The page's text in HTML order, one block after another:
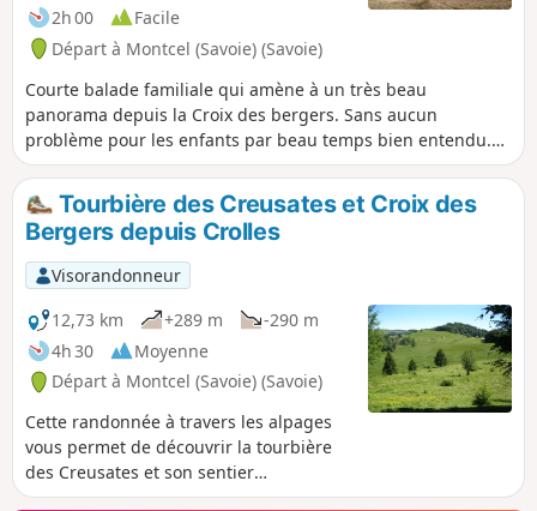
2h 00
Facile
Départ à Montcel (Savoie) (Savoie)
Courte balade familiale qui amène à un très beau
panorama depuis la Croix des bergers. Sans aucun
problème pour les enfants par beau temps bien entendu.
Compter 2h30 aller retour.
Tourbière des Creusates et Croix des
Bergers depuis Crolles
Visorandonneur
12,73 km
+289 m
-290 m
4h 30
Moyenne
Départ à Montcel (Savoie) (Savoie)
Cette randonnée à travers les alpages
vous permet de découvrir la tourbière
des Creusates et son sentier
pédagogique ainsi que la Croix des